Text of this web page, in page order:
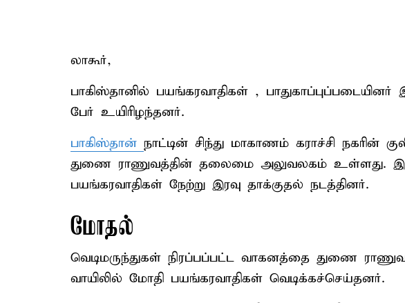
லாகூர்,
பாகிஸ்தானில் பயங்கரவாதிகள் ,
பேர் உயிரிழந்தனர்.
பாகிஸ்தான் நாட்டின் சிந்து மாகாணம் கராச்சி நகரின்
துணை ராணுவத்தின் தலைமை அலுவலகம் உள்ளது.
பயங்கரவாதிகள் நேற்று இரவு தாக்குதல் நடத்தினர்.
மோதல்
வெடிமருந்துகள் நிரப்பப்பட்ட வாகனத்தை துணை
வாயிலில் மோதி பயங்கரவாதிகள் வெடிக்கச்செய்தனர்.